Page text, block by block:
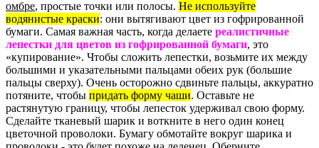
омбре, простые точки или полосы. Не используйте
водянистые краски: они вытягивают цвет из гофрированной
бумаги. Самая важная часть, когда делаете реалистичные
лепестки для цветов из гофрированной бумаги, это
«купирование». Чтобы сложить лепестки, возьмите их между
большими и указательными пальцами обеих рук (большие
пальцы сверху). Очень осторожно сдвиньте пальцы, аккуратно
потяните, чтобы придать форму чаши. Оставьте не
растянутую границу, чтобы лепесток удерживал свою форму.
Сделайте тканевый шарик и воткните в него один конец
цветочной проволоки. Бумагу обмотайте вокруг шарика и